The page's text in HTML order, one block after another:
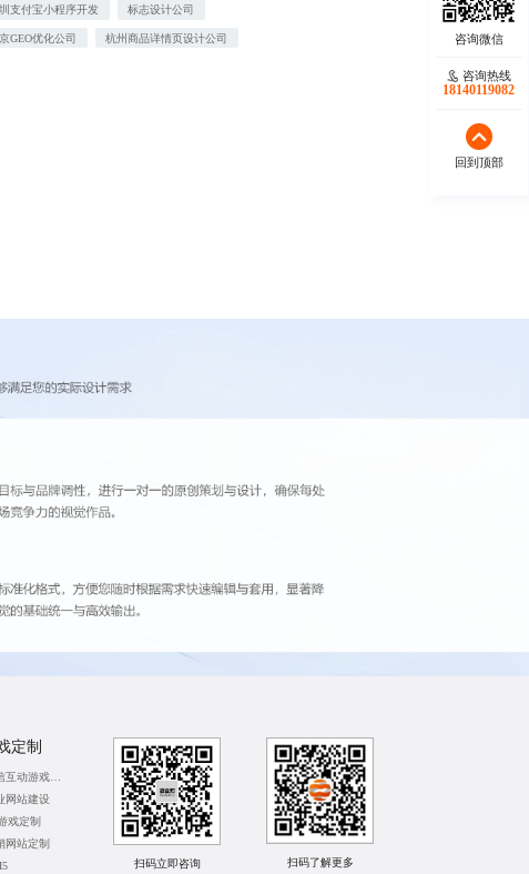
支付宝小程序开发 标志设计公司
GEO优化公司 杭州商品详情页设计公司
咨询热线
18140119082
回到顶部
定制
贵阳微信互动游戏定制
网站建设
戏定制
网站定制
扫码立即咨询 扫码了解更多